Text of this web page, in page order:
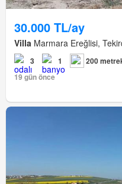
30.000 TL/ay
Villa Marmara Ereğlisi,
3 1
200
19 gün önce